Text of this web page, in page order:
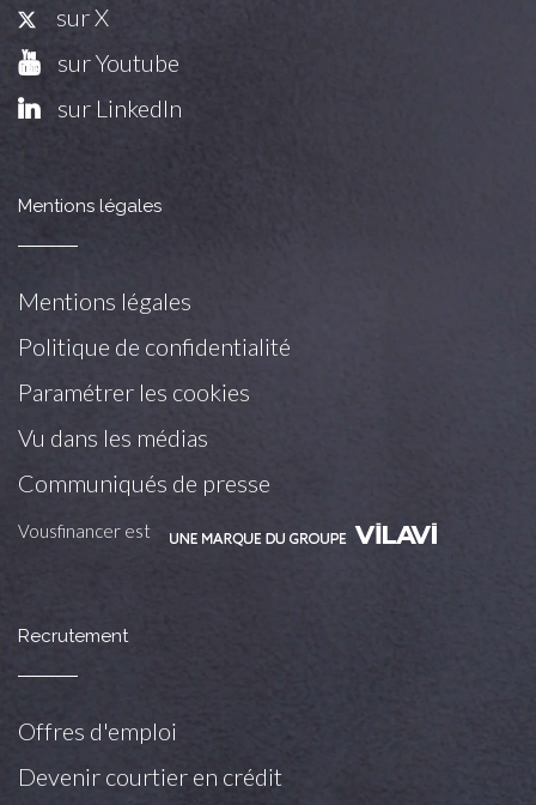
sur X
sur Youtube
sur LinkedIn
Mentions légales
Mentions légales
Politique de confidentialité
Paramétrer les cookies
Vu dans les médias
Communiqués de presse
Vousfinancer est
Recrutement
Offres d'emploi
Devenir courtier en crédit